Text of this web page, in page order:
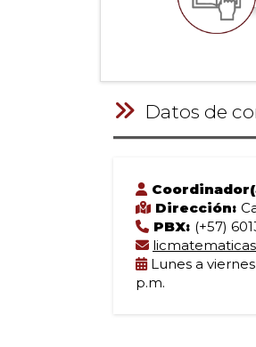
Datos de
Dirección:
PBX: (+57)
Lunes a viernes
p.m.